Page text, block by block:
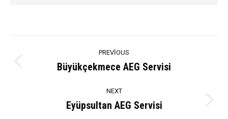
navigation
PREVIOUS
Previous
post:
Büyükçekmece AEG Servisi
NEXT
Next
Eyüpsultan AEG Servisi